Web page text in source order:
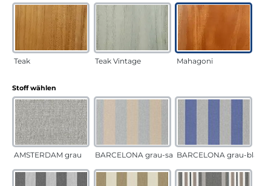
Teak Teak Vintage Mahagoni
Stoff wählen
AMSTERDAM grau BARCELONA grau-sandBARCELONA grau-blau